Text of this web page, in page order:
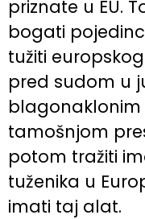
priznate u EU.
bogati
tužiti
pred sudom u
tamošnjom
potom tražiti
tuženika u
imati taj alat.